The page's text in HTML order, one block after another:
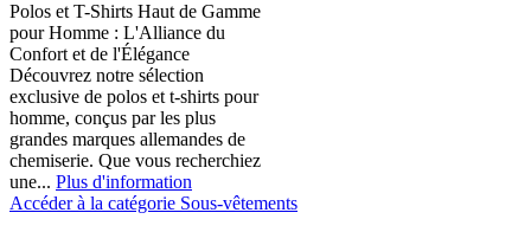
Polos et T-Shirts Haut de Gamme
pour Homme : L'Alliance du
Confort et de l'Élégance
Découvrez notre sélection
exclusive de polos et t-shirts pour
homme, conçus par les plus
grandes marques allemandes de
chemiserie. Que vous recherchiez
une... Plus d'information
Accéder à la catégorie Sous-vêtements